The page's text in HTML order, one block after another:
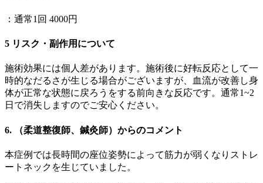
：通常1回 4000円
5 リスク・副作用について
施術効果には個人差があります。施術後に好転反応として一
時的なだるさが生じる場合がございますが、血流が改善し身
体が正常な状態に戻ろうをする前向きな反応です。通常1~2
日で消失しますのでご安心ください。
6. （柔道整復師、鍼灸師）からのコメント
本症例では長時間の座位姿勢によって筋力が弱くなりストレ
ートネックを生じていました。